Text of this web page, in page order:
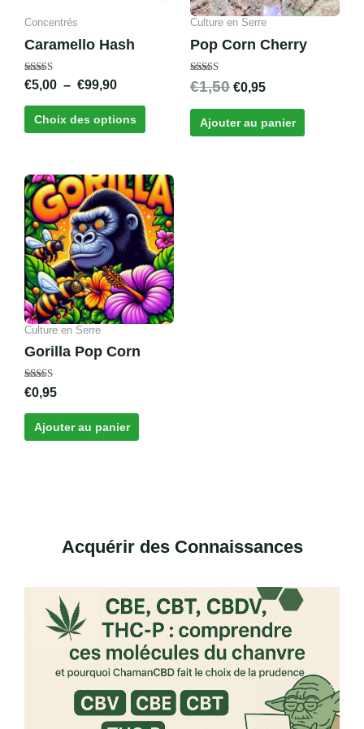
Concentrés
Caramello Hash
Note
4.71
€5,00 – €99,90
Choix des options
page
du
Culture en Serre
Pop Corn Cherry
Note
4.00
€1,50 €0,95
Ajouter au panier
Culture en Serre
Gorilla Pop Corn
Note
4.79
€0,95
Ajouter au panier
Acquérir des Connaissances